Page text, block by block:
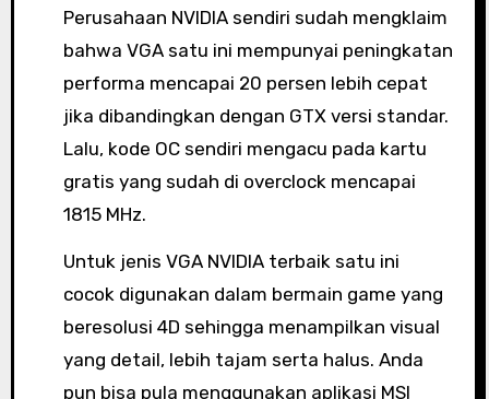
Perusahaan NVIDIA sendiri sudah mengklaim
bahwa VGA satu ini mempunyai peningkatan
performa mencapai 20 persen lebih cepat
jika dibandingkan dengan GTX versi standar.
Lalu, kode OC sendiri mengacu pada kartu
gratis yang sudah di overclock mencapai
1815 MHz.
Untuk jenis VGA NVIDIA terbaik satu ini
cocok digunakan dalam bermain game yang
beresolusi 4D sehingga menampilkan visual
yang detail, lebih tajam serta halus. Anda
pun bisa pula menggunakan aplikasi MSI